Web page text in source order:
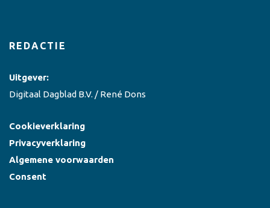
REDACTIE
Uitgever:
Digitaal Dagblad B.V. / René Dons
Cookieverklaring
Privacyverklaring
Algemene voorwaarden
Consent